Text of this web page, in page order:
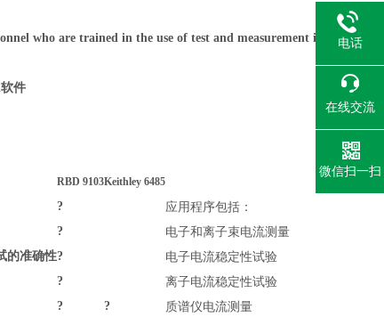
who are trained in the use of test and measurement i
件
RBD 9103Keithley 6485
?
?
的准确性?
?
?
?
应用程序包括：
电子和离子束电流测量
电子电流稳定性试验
离子电流稳定性试验
质谱仪电流测量
电话
在线交流
微信扫一扫